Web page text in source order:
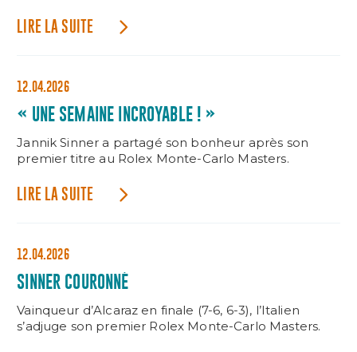
LIRE LA SUITE
12.04.2026
« UNE SEMAINE INCROYABLE ! »
Jannik Sinner a partagé son bonheur après son
premier titre au Rolex Monte-Carlo Masters.
LIRE LA SUITE
12.04.2026
SINNER COURONNÉ
Vainqueur d’Alcaraz en finale (7-6, 6-3), l’Italien
s’adjuge son premier Rolex Monte-Carlo Masters.